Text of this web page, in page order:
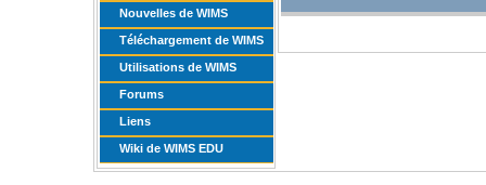
Nouvelles de WIMS
Téléchargement de WIMS
Utilisations de WIMS
Forums
Liens
Wiki de WIMS EDU